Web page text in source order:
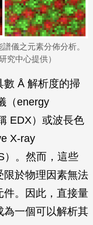
儀之元素分佈分析。
究中心提供）
數 Å 解析度的掃
（energy
EDX）或波長色
X-ray
）。然而，這些
限於物理因素無法
件。因此，直接量
為一個可以解析其